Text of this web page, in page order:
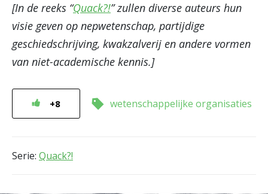
[In de reeks “Quack?!” zullen diverse auteurs hun
visie geven op nepwetenschap, partijdige
geschiedschrijving, kwakzalverij en andere vormen
van niet-academische kennis.]
+8 wetenschappelijke organisaties
Serie: Quack?!